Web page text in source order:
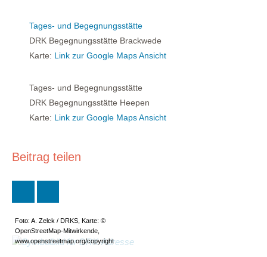
Tages- und Begegnungsstätte
DRK Begegnungsstätte Brackwede
Karte: Link zur Google Maps Ansicht
Tages- und Begegnungsstätte
DRK Begegnungsstätte Heepen
Karte: Link zur Google Maps Ansicht
Beitrag teilen
Foto: A. Zelck / DRKS, Karte: ©
OpenStreetMap-Mitwirkende,
www.openstreetmap.org/copyright